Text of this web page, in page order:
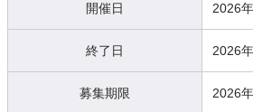
開催日 2026
終了日 2026
募集期限 2026